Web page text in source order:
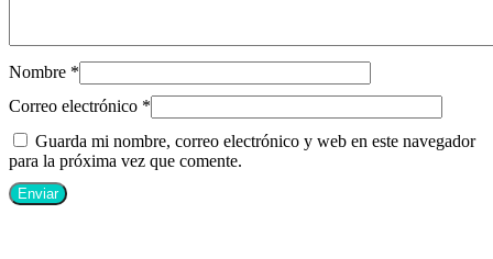
Nombre *
Correo electrónico *
Guarda mi nombre, correo electrónico y web en este navegador
para la próxima vez que comente.